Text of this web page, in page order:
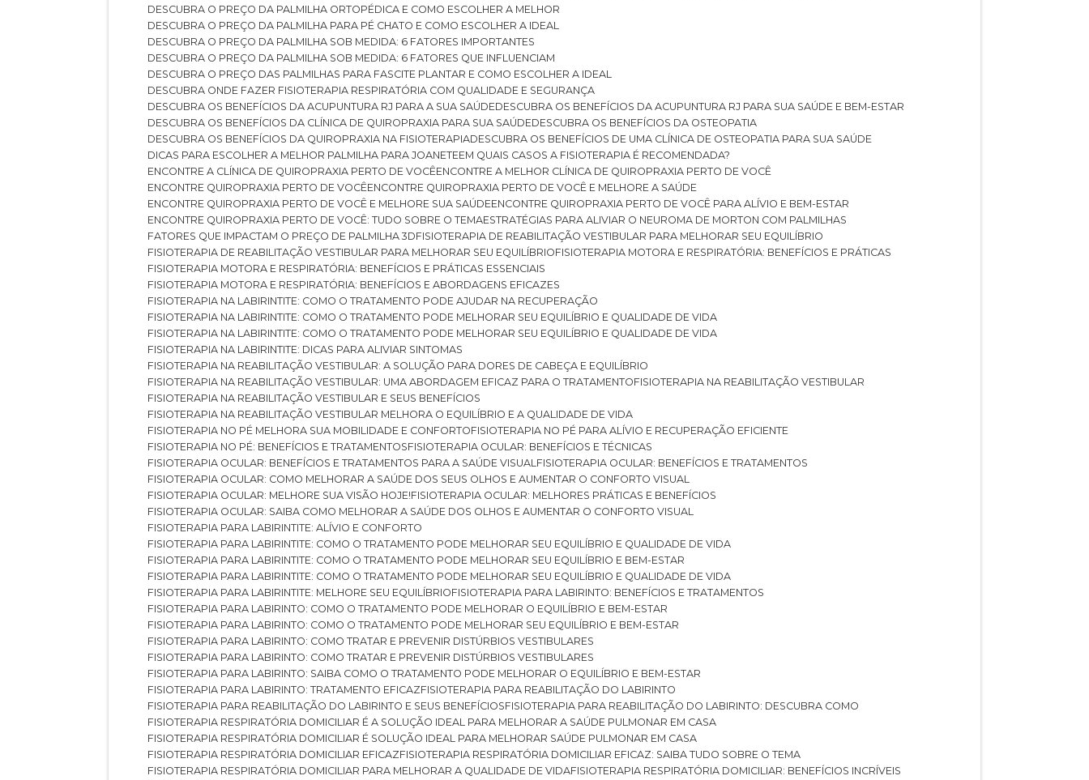
DESCUBRA O PREÇO DA PALMILHA ORTOPÉDICA E COMO ESCOLHER A MELHOR
DESCUBRA O PREÇO DA PALMILHA PARA PÉ CHATO E COMO ESCOLHER A IDEAL
DESCUBRA O PREÇO DA PALMILHA SOB MEDIDA: 6 FATORES IMPORTANTES
DESCUBRA O PREÇO DA PALMILHA SOB MEDIDA: 6 FATORES QUE INFLUENCIAM
DESCUBRA O PREÇO DAS PALMILHAS PARA FASCITE PLANTAR E COMO ESCOLHER A IDEAL
DESCUBRA ONDE FAZER FISIOTERAPIA RESPIRATÓRIA COM QUALIDADE E SEGURANÇA
DESCUBRA OS BENEFÍCIOS DA ACUPUNTURA RJ PARA A SUA SAÚDE
DESCUBRA OS BENEFÍCIOS DA ACUPUNTURA RJ PARA SUA SAÚDE E BEM-ESTAR
DESCUBRA OS BENEFÍCIOS DA CLÍNICA DE QUIROPRAXIA PARA SUA SAÚDE
DESCUBRA OS BENEFÍCIOS DA OSTEOPATIA
DESCUBRA OS BENEFÍCIOS DA QUIROPRAXIA NA FISIOTERAPIA
DESCUBRA OS BENEFÍCIOS DE UMA CLÍNICA DE OSTEOPATIA PARA SUA SAÚDE
DICAS PARA ESCOLHER A MELHOR PALMILHA PARA JOANETE EM QUAIS CASOS A FISIOTERAPIA É RECOMENDADA?
ENCONTRE A CLÍNICA DE QUIROPRAXIA PERTO DE VOCÊ ENCONTRE A MELHOR CLÍNICA DE QUIROPRAXIA PERTO DE VOCÊ
ENCONTRE QUIROPRAXIA PERTO DE VOCÊ ENCONTRE QUIROPRAXIA PERTO DE VOCÊ E MELHORE A SAÚDE
ENCONTRE QUIROPRAXIA PERTO DE VOCÊ E MELHORE SUA SAÚDE ENCONTRE QUIROPRAXIA PERTO DE VOCÊ PARA ALÍVIO E BEM-ESTAR
ENCONTRE QUIROPRAXIA PERTO DE VOCÊ: TUDO SOBRE O TEMA ESTRATÉGIAS PARA ALIVIAR O NEUROMA DE MORTON COM PALMILHAS
FATORES QUE IMPACTAM O PREÇO DE PALMILHA 3D
FISIOTERAPIA DE REABILITAÇÃO VESTIBULAR PARA MELHORAR SEU EQUILÍBRIO
FISIOTERAPIA DE REABILITAÇÃO VESTIBULAR PARA MELHORAR SEU EQUILÍBRIO
FISIOTERAPIA MOTORA E RESPIRATÓRIA: BENEFÍCIOS E PRÁTICAS
FISIOTERAPIA MOTORA E RESPIRATÓRIA: BENEFÍCIOS E PRÁTICAS ESSENCIAIS
FISIOTERAPIA MOTORA E RESPIRATÓRIA: BENEFÍCIOS E ABORDAGENS EFICAZES
FISIOTERAPIA NA LABIRINTITE: COMO O TRATAMENTO PODE AJUDAR NA RECUPERAÇÃO
FISIOTERAPIA NA LABIRINTITE: COMO O TRATAMENTO PODE MELHORAR SEU EQUILÍBRIO E QUALIDADE DE VIDA
FISIOTERAPIA NA LABIRINTITE: COMO O TRATAMENTO PODE MELHORAR SEU EQUILÍBRIO E QUALIDADE DE VIDA
FISIOTERAPIA NA LABIRINTITE: DICAS PARA ALIVIAR SINTOMAS
FISIOTERAPIA NA REABILITAÇÃO VESTIBULAR: A SOLUÇÃO PARA DORES DE CABEÇA E EQUILÍBRIO
FISIOTERAPIA NA REABILITAÇÃO VESTIBULAR: UMA ABORDAGEM EFICAZ PARA O TRATAMENTO
FISIOTERAPIA NA REABILITAÇÃO VESTIBULAR
FISIOTERAPIA NA REABILITAÇÃO VESTIBULAR E SEUS BENEFÍCIOS
FISIOTERAPIA NA REABILITAÇÃO VESTIBULAR MELHORA O EQUILÍBRIO E A QUALIDADE DE VIDA
FISIOTERAPIA NO PÉ MELHORA SUA MOBILIDADE E CONFORTO
FISIOTERAPIA NO PÉ PARA ALÍVIO E RECUPERAÇÃO EFICIENTE
FISIOTERAPIA NO PÉ: BENEFÍCIOS E TRATAMENTOS
FISIOTERAPIA OCULAR: BENEFÍCIOS E TÉCNICAS
FISIOTERAPIA OCULAR: BENEFÍCIOS E TRATAMENTOS PARA A SAÚDE VISUAL FISIOTERAPIA OCULAR: BENEFÍCIOS E TRATAMENTOS
FISIOTERAPIA OCULAR: COMO MELHORAR A SAÚDE DOS SEUS OLHOS E AUMENTAR O CONFORTO VISUAL
FISIOTERAPIA OCULAR: MELHORE SUA VISÃO HOJE! FISIOTERAPIA OCULAR: MELHORES PRÁTICAS E BENEFÍCIOS
FISIOTERAPIA OCULAR: SAIBA COMO MELHORAR A SAÚDE DOS OLHOS E AUMENTAR O CONFORTO VISUAL
FISIOTERAPIA PARA LABIRINTITE: ALÍVIO E CONFORTO
FISIOTERAPIA PARA LABIRINTITE: COMO O TRATAMENTO PODE MELHORAR SEU EQUILÍBRIO E QUALIDADE DE VIDA
FISIOTERAPIA PARA LABIRINTITE: COMO O TRATAMENTO PODE MELHORAR SEU EQUILÍBRIO E BEM-ESTAR
FISIOTERAPIA PARA LABIRINTITE: COMO O TRATAMENTO PODE MELHORAR SEU EQUILÍBRIO E QUALIDADE DE VIDA
FISIOTERAPIA PARA LABIRINTITE: MELHORE SEU EQUILÍBRIO
FISIOTERAPIA PARA LABIRINTO: BENEFÍCIOS E TRATAMENTOS
FISIOTERAPIA PARA LABIRINTO: COMO O TRATAMENTO PODE MELHORAR O EQUILÍBRIO E BEM-ESTAR
FISIOTERAPIA PARA LABIRINTO: COMO O TRATAMENTO PODE MELHORAR SEU EQUILÍBRIO E BEM-ESTAR
FISIOTERAPIA PARA LABIRINTO: COMO TRATAR E PREVENIR DISTÚRBIOS VESTIBULARES
FISIOTERAPIA PARA LABIRINTO: COMO TRATAR E PREVENIR DISTÚRBIOS VESTIBULARES
FISIOTERAPIA PARA LABIRINTO: SAIBA COMO O TRATAMENTO PODE MELHORAR O EQUILÍBRIO E BEM-ESTAR
FISIOTERAPIA PARA LABIRINTO: TRATAMENTO EFICAZ FISIOTERAPIA PARA REABILITAÇÃO DO LABIRINTO
FISIOTERAPIA PARA REABILITAÇÃO DO LABIRINTO E SEUS BENEFÍCIOS
FISIOTERAPIA PARA REABILITAÇÃO DO LABIRINTO: DESCUBRA COMO
FISIOTERAPIA RESPIRATÓRIA DOMICILIAR É A SOLUÇÃO IDEAL PARA MELHORAR A SAÚDE PULMONAR EM CASA
FISIOTERAPIA RESPIRATÓRIA DOMICILIAR É SOLUÇÃO IDEAL PARA MELHORAR SAÚDE PULMONAR EM CASA
FISIOTERAPIA RESPIRATÓRIA DOMICILIAR EFICAZ FISIOTERAPIA RESPIRATÓRIA DOMICILIAR EFICAZ: SAIBA TUDO SOBRE O TEMA
FISIOTERAPIA RESPIRATÓRIA DOMICILIAR PARA MELHORAR A QUALIDADE DE VIDA FISIOTERAPIA RESPIRATÓRIA DOMICILIAR: BENEFÍCIOS INCRÍVEIS